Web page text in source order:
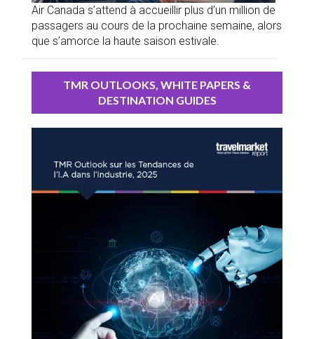
Air Canada s’attend à accueillir plus d’un million de
passagers au cours de la prochaine semaine, alors
que s’amorce la haute saison estivale.
TMR OUTLOOKS, WHITE PAPERS &
DESTINATION GUIDES